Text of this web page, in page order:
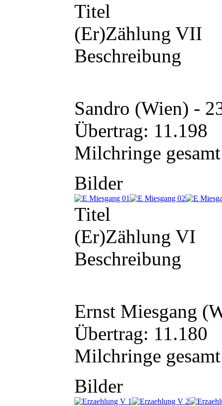
Titel
(Er)Zählung VII
Beschreibung
Sandro (Wien) -
Übertrag: 11.198
Milchringe
Bilder
Titel
(Er)Zählung VI
Beschreibung
Ernst Miesgang
Übertrag: 11.180
Milchringe
Bilder